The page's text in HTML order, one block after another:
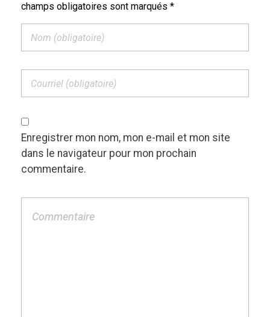
champs obligatoires sont marqués *
Enregistrer mon nom, mon e-mail et mon site
dans le navigateur pour mon prochain
commentaire.